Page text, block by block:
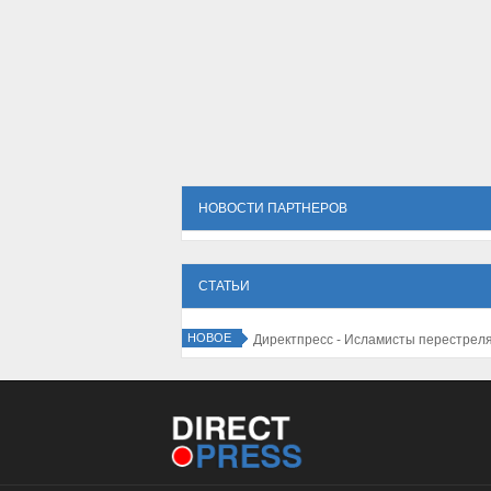
НОВОСТИ ПАРТНЕРОВ
СТАТЬИ
НОВОЕ
- Количество туристов в Израиле резко падает